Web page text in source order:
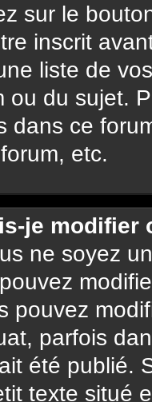
sur le
inscrit
liste de
ou du sujet.
dans ce
etc.
je modifier
ne soyez
pouvez
parfois
été publié.
texte situé